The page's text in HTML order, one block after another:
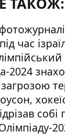
час
2024